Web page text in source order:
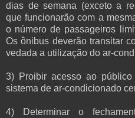
dias de semana (exceto a
que funcionarão com a
o número de passageiros
Os ônibus deverão transitar
vedada a utilização do ar-
3) Proibir acesso ao
sistema de ar-condicionado
4) Determinar o